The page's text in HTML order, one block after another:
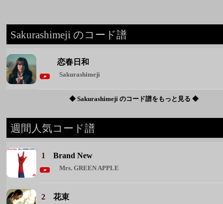
Sakurashimeji のコード譜
恋春日和
Sakurashimeji
◆ Sakurashimeji のコード譜をもっと見る ◆
週間人気コード譜
1Brand New
Mrs. GREEN APPLE
2花束